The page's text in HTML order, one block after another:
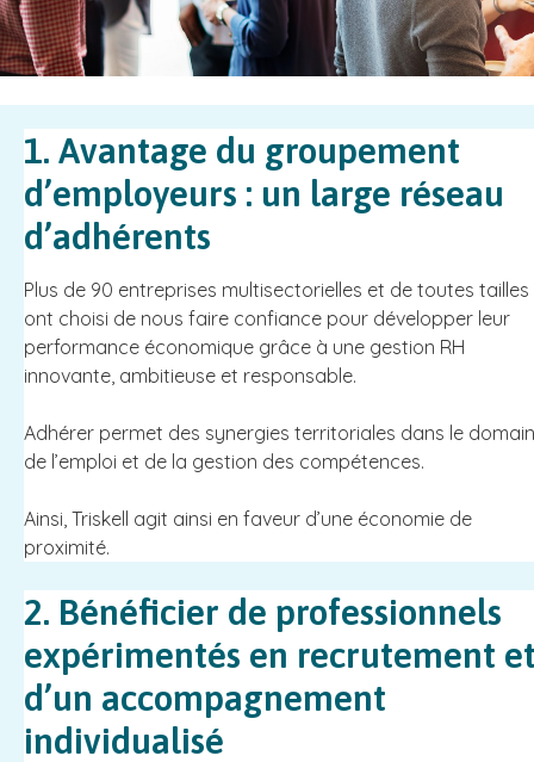
1. Avantage du groupement
d’employeurs : un large réseau
d’adhérents
Plus de 90 entreprises multisectorielles et de toutes tailles
ont choisi de nous faire confiance pour développer leur
performance économique grâce à une gestion RH
innovante, ambitieuse et responsable.
Adhérer permet des synergies territoriales dans le
de l’emploi et de la gestion des compétences.
Ainsi, Triskell agit ainsi en faveur d’une économie de
proximité.
2. Bénéficier de professionnels
expérimentés en recrutement
d’un accompagnement
individualisé